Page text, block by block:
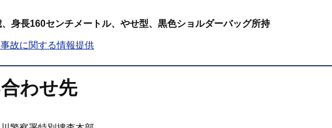
身長160センチメートル、やせ型、黒色ショルダーバッグ所持
故に関する情報提供
わせ先